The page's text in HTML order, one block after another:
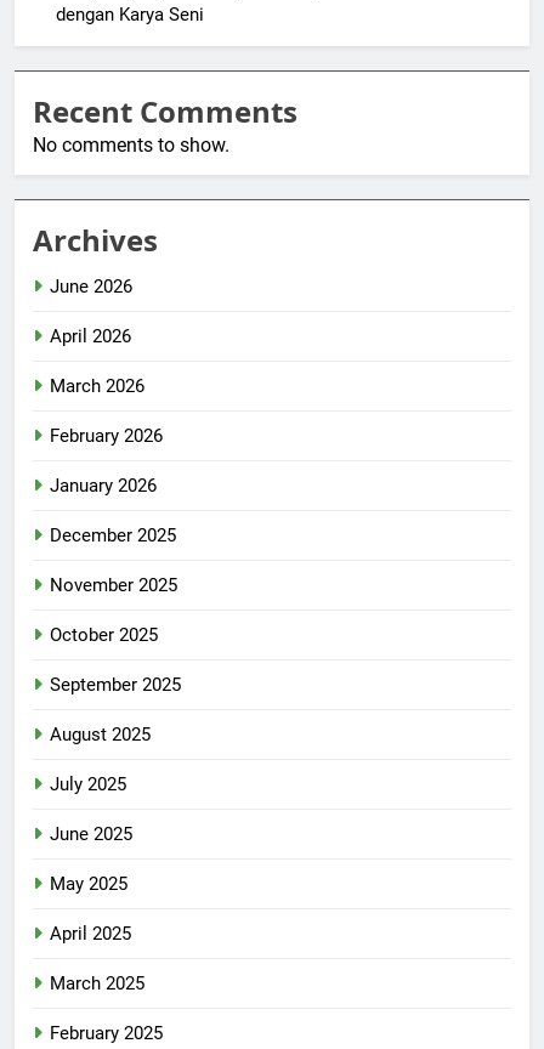
dengan Karya Seni
Recent Comments
No comments to show.
Archives
June 2026
April 2026
March 2026
February 2026
January 2026
December 2025
November 2025
October 2025
September 2025
August 2025
July 2025
June 2025
May 2025
April 2025
March 2025
February 2025